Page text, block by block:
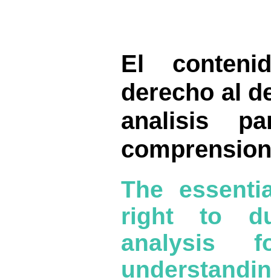
El
derecho al
analisis
comprension
The
right to
analysis